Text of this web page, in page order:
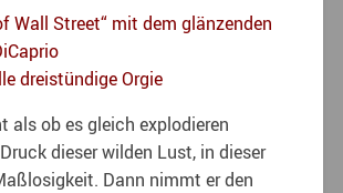
Wall Street“ mit dem glänzenden
dreistündige Orgie
als ob es gleich explodieren
dieser wilden Lust, in dieser
Dann nimmt er den